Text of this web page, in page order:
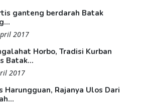
ganteng berdarah Batak
2017
Horbo, Tradisi Kurban
Batak...
2017
Harungguan, Rajanya Ulos Dari